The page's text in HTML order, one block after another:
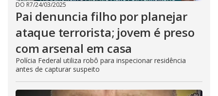
DO R7/24/03/2025
Pai denuncia filho por planejar
ataque terrorista; jovem é preso
com arsenal em casa
Polícia Federal utiliza robô para inspecionar residência
antes de capturar suspeito